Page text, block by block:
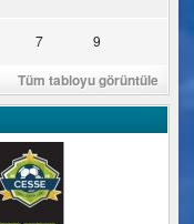
7 9
Tüm tabloyu görüntüle